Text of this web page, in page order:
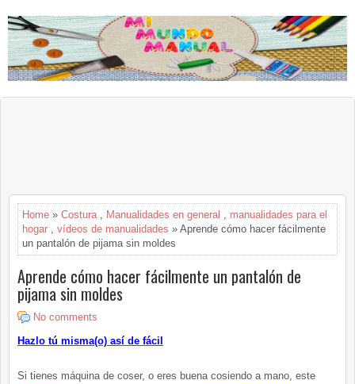
Home » Costura Manualidades en general
manualidades para el
hogar
vídeos de manualidades » Aprende cómo hacer fácilmente
un pantalón de pijama sin moldes
Aprende cómo hacer fácilmente un pantalón de
pijama sin moldes
No comments
Hazlo tú misma(o) así de fácil
Si tienes máquina de coser, o eres buena cosiendo a mano, este